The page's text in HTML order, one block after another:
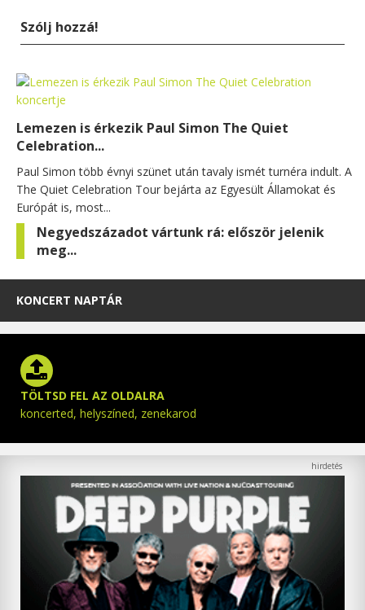
Szólj hozzá!
Lemezen is érkezik Paul Simon The Quiet
Celebration...
Paul Simon több évnyi szünet után tavaly ismét turnéra indult. A
The Quiet Celebration Tour bejárta az Egyesült Államokat és
Európát is, most...
Negyedszázadot vártunk rá: először jelenik
meg...
KONCERT NAPTÁR
TÖLTSD FEL AZ OLDALRA
koncerted, helyszíned, zenekarod